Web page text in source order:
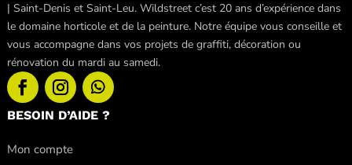
| Saint-Denis et Saint-Leu. Wildstreet c’est 20 ans d’expérience dans
le domaine horticole et de la peinture. Notre équipe vous conseille et
vous accompagne dans vos projets de graffiti, décoration ou
rénovation du mardi au samedi.
BESOIN D’AIDE ?
Mon compte